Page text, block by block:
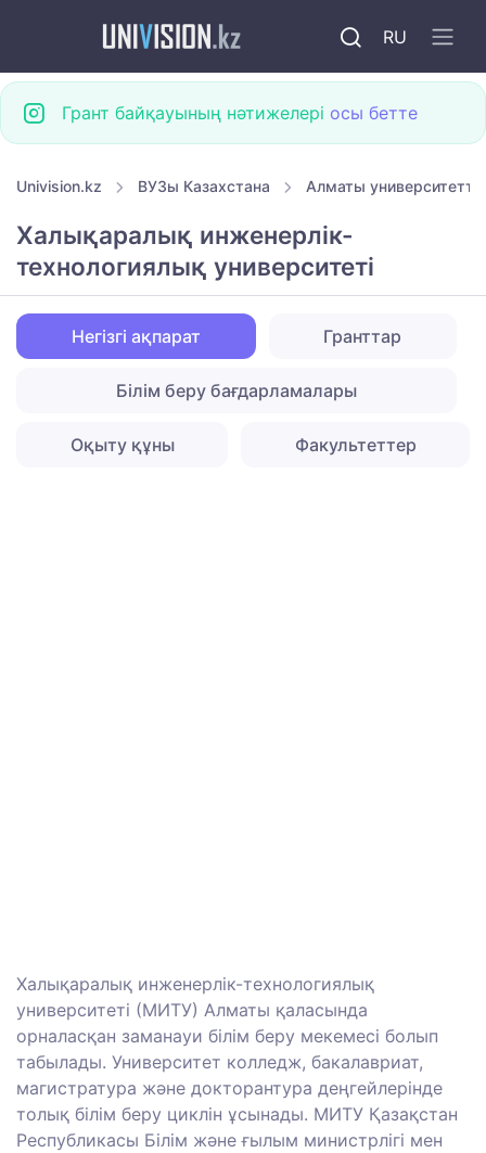
RU
Грант байқауының нәтижелері осы бетте
Univision.kz ВУЗы Казахстана Алматы
Халықаралық инженерлік-
технологиялық университеті
Негізгі ақпарат Гранттар
Білім беру бағдарламалары
Оқыту құны Факультеттер
Халықаралық инженерлік-технологиялық
университеті (МИТУ) Алматы қаласында
орналасқан заманауи білім беру мекемесі болып
табылады. Университет колледж, бакалавриат,
магистратура және докторантура деңгейлерінде
толық білім беру циклін ұсынады. МИТУ Қазақстан
Республикасы Білім және ғылым министрлігі мен